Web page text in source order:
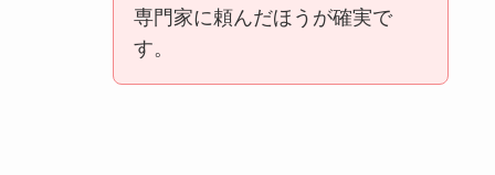
専門家に頼んだほうが確実で
す。